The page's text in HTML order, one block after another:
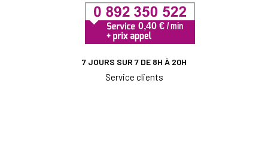
7 JOURS SUR 7 DE 8H À 20H
Service clients